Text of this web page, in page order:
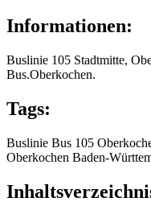
Informationen:
Buslinie 105 Stadtmitte,
Bus.Oberkochen.
Tags:
Buslinie Bus 105
Oberkochen Baden-